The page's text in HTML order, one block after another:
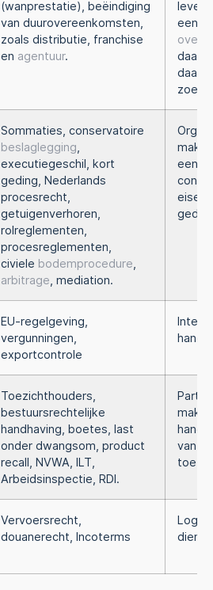
(wanprestatie), beëindiging
van duurovereenkomsten,
zoals distributie, franchise
en agentuur.
een
Sommaties, conservatoire
beslaglegging
executiegeschil, kort
geding, Nederlands
procesrecht,
getuigenverhoren,
rolreglementen,
procesreglementen,
civiele bodemprocedure
arbitrage , mediation.
een
eiser
EU-regelgeving,
vergunningen,
exportcontrole
Toezichthouders,
bestuursrechtelijke
handhaving, boetes, last
onder dwangsom, product
recall, NVWA, ILT,
Arbeidsinspectie, RDI.
van de
Vervoersrecht,
douanerecht, Incoterms